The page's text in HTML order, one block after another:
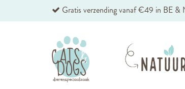
Ga
de
inhoud
Gratis verzending vanaf €49 in BE &